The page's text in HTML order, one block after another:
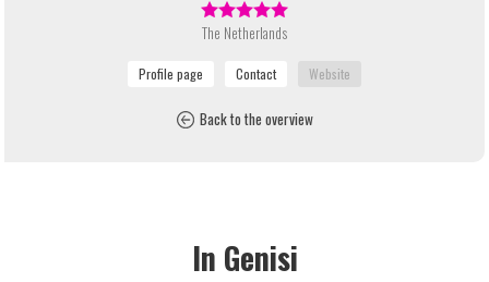
The Netherlands
Back to the overview
In Genisi